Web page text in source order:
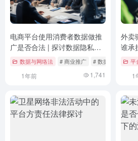
电商平台使用消费者数据做推
广是否合法 | 探讨数据隐私与
商业利益的平衡
数据与网络法 # 商业推广 # 数据隐私 # 法
1年前 1,741
外卖
谁承
制解
平
1